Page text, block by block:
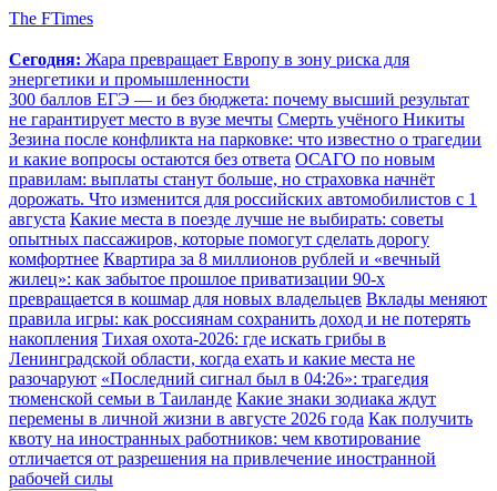
The FTimes
Сегодня: Жара превращает Европу в зону риска для
энергетики и промышленности
300 баллов ЕГЭ — и без бюджета: почему высший результат
не гарантирует место в вузе мечты Смерть учёного Никиты
Зезина после конфликта на парковке: что известно о трагедии
и какие вопросы остаются без ответа ОСАГО по новым
правилам: выплаты станут больше, но страховка начнёт
дорожать. Что изменится для российских автомобилистов с 1
августа Какие места в поезде лучше не выбирать: советы
опытных пассажиров, которые помогут сделать дорогу
комфортнее Квартира за 8 миллионов рублей и «вечный
жилец»: как забытое прошлое приватизации 90-х
превращается в кошмар для новых владельцев Вклады меняют
правила игры: как россиянам сохранить доход и не потерять
накопления Тихая охота-2026: где искать грибы в
Ленинградской области, когда ехать и какие места не
разочаруют «Последний сигнал был в 04:26»: трагедия
тюменской семьи в Таиланде Какие знаки зодиака ждут
перемены в личной жизни в августе 2026 года Как получить
квоту на иностранных работников: чем квотирование
отличается от разрешения на привлечение иностранной
рабочей силы